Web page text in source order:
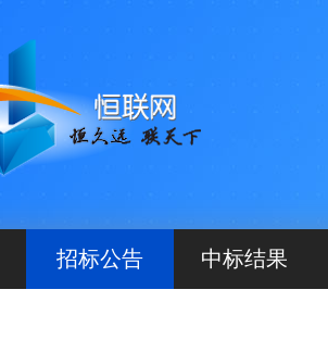
招标公告 中标结果